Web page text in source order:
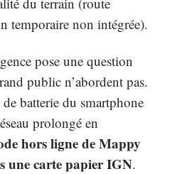
temporaire non intégrée).
pose une question
public n’abordent pas.
batterie du smartphone
prolongé en
hors ligne de Mappy
une carte papier IGN.